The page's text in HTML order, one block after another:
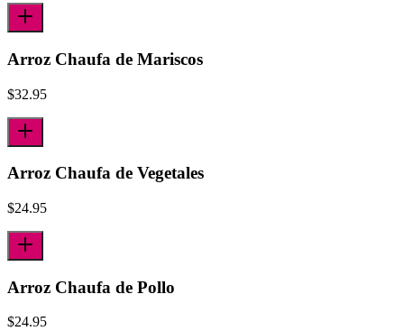
Arroz Chaufa de Mariscos
$32.95
Arroz Chaufa de Vegetales
$24.95
Arroz Chaufa de Pollo
$24.95